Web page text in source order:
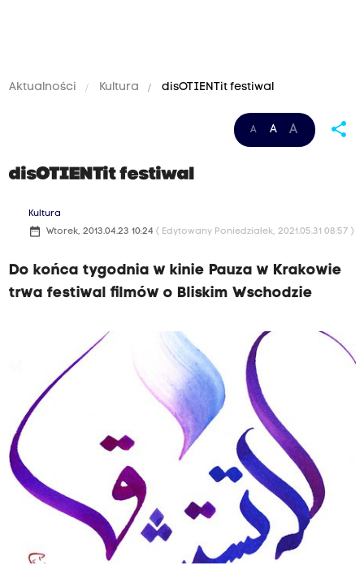
Aktualności Kultura disOTIENTit festiwal
A A A share
disOTIENTit festiwal
Kultura
date_range Wtorek, 2013.04.23 10:24 ( Edytowany Poniedziałek, 2021.05.31 08:57 )
Do końca tygodnia w kinie Pauza w Krakowie
trwa festiwal filmów o Bliskim Wschodzie